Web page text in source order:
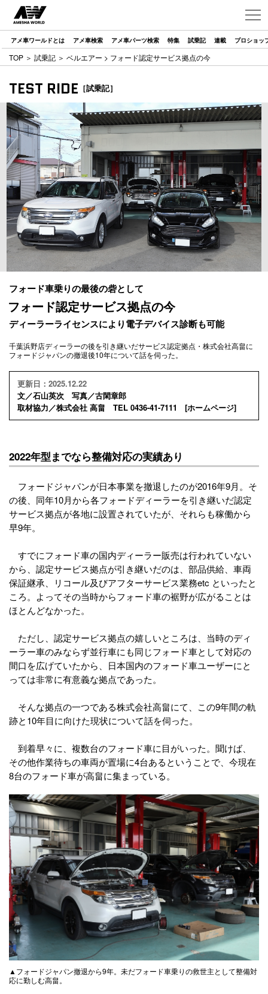
アメ車ワールドとは アメ車検索 アメ車パーツ検索 特集 試乗記 連載 プロショッ
TOP ＞ 試乗記 ＞ ベルエアー > フォード認定サービス拠点の今
TEST RIDE ［試乗記］
フォード車乗りの最後の砦として
フォード認定サービス拠点の今
ディーラーライセンスにより電子デバイス診断も可能
千葉浜野店ディーラーの後を引き継いだサービス認定拠点・株式会社高畠に
フォードジャパンの撤退後10年について話を伺った。
更新日：2025.12.22
文／石山英次 写真／古閑章郎
取材協力／株式会社 高畠 TEL 0436-41-7111 [ホームページ]
2022年型までなら整備対応の実績あり
フォードジャパンが日本事業を撤退したのが2016年9月。そ
の後、同年10月から各フォードディーラーを引き継いだ認定
サービス拠点が各地に設置されていたが、それらも稼働から
早9年。
すでにフォード車の国内ディーラー販売は行われていない
から、認定サービス拠点が引き継いだのは、部品供給、車両
保証継承、リコール及びアフターサービス業務etc といったと
ころ。よってその当時からフォード車の裾野が広がることは
ほとんどなかった。
ただし、認定サービス拠点の嬉しいところは、当時のディ
ーラー車のみならず並行車にも同じフォード車として対応の
間口を広げていたから、日本国内のフォード車ユーザーにと
っては非常に有意義な拠点であった。
そんな拠点の一つである株式会社高畠にて、この9年間の軌
跡と10年目に向けた現状について話を伺った。
到着早々に、複数台のフォード車に目がいった。聞けば、
その他作業待ちの車両が置場に4台あるということで、今現在
8台のフォード車が高畠に集まっている。
▲フォードジャパン撤退から9年。未だフォード車乗りの救世主として整備対
応に勤しむ高畠。